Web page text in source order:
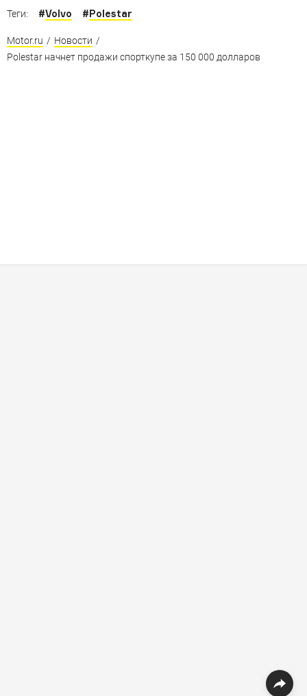
Теги: #Volvo #Polestar
Motor.ru / Новости /
Polestar начнет продажи спорткупе за 150 000 долларов